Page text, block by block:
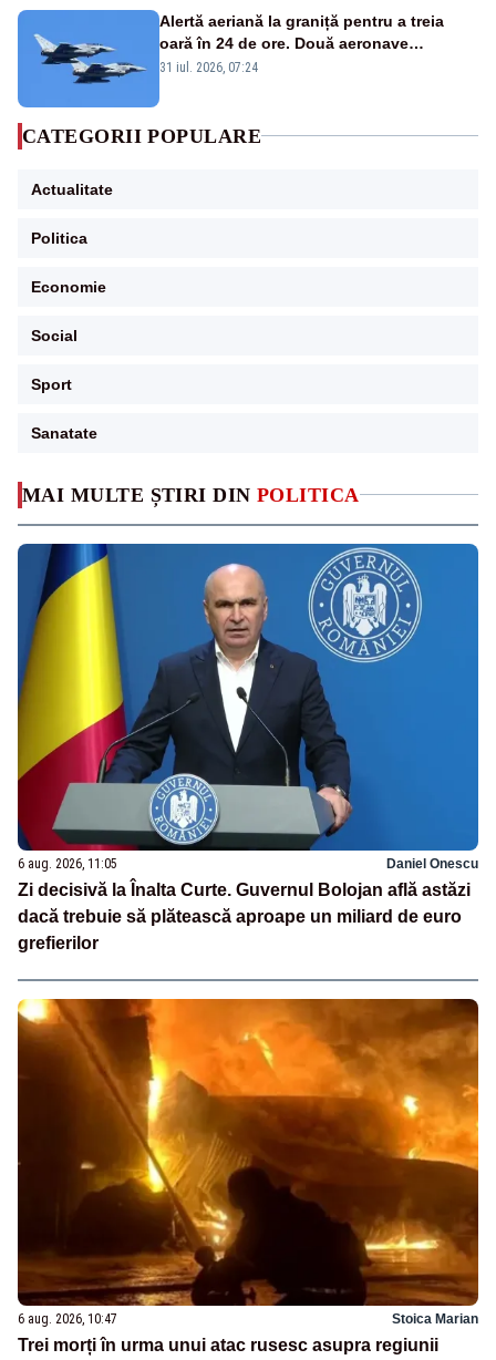
MAI MULTE ȘTIRI DIN POLITICA
6 aug. 2026, 11:05 Daniel Onescu
Zi decisivă la Înalta Curte. Guvernul Bolojan află astăzi
dacă trebuie să plătească aproape un miliard de euro
grefierilor
6 aug. 2026, 10:47 Stoica Marian
Trei morți în urma unui atac rusesc asupra regiunii
Alertă aeriană la graniță pentru a treia
oară în 24 de ore. Două aeronave
Eurofighter britanice au fost ridicate de la
31 iul. 2026, 07:24
CATEGORII POPULARE
Actualitate
Politica
Economie
Social
Sport
Sanatate